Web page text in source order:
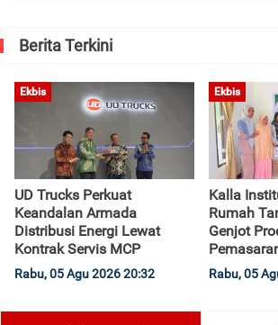
Berita Terkini
Ekbis
UD Trucks Perkuat
Keandalan Armada
Distribusi Energi Lewat
Kontrak Servis MCP
Rabu, 05 Agu 2026 20:32
Ekbis
Kalla
Rumah
Genjot
Rabu, 05